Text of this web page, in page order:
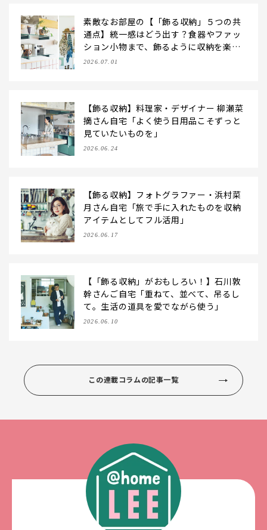
素敵なお部屋の【「飾る収納」５つの共
通点】統一感はどう出す？食器やファッ
ション小物まで、飾るように収納を楽し
む方法
2026.07.01
【飾る収納】料理家・デザイナー 柳瀬菜
摘さん自宅「よく使う日用品こそずっと
見ていたいものを」
2026.06.24
【飾る収納】フォトグラファー・浜村菜
月さん自宅「旅で手に入れたものを収納
アイテムとしてフル活用」
2026.06.17
【「飾る収納」がおもしろい！】石川敦
幹さんご自宅「重ねて、並べて、吊るし
て。生活の道具を愛でながら使う」
2026.06.10
この連載コラムの記事一覧